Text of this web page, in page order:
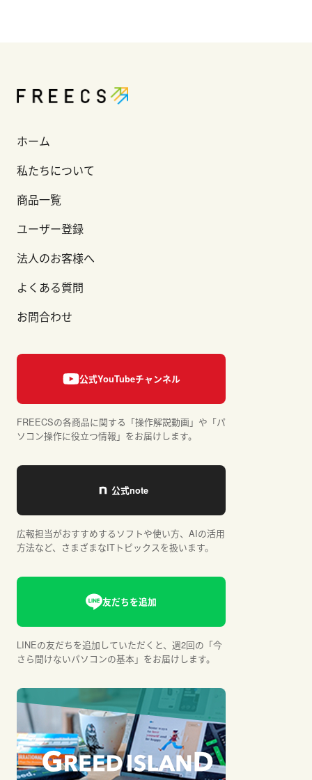
ホーム
私たちについて
商品一覧
ユーザー登録
法人のお客様へ
よくある質問
お問合わせ
FREECSの各商品に関する「操作解説動画」や「パ
ソコン操作に役立つ情報」をお届けします。
広報担当がおすすめするソフトや使い方、AIの活用
方法など、さまざまなITトピックスを扱います。
LINEの友だちを追加していただくと、週2回の「今
さら聞けないパソコンの基本」をお届けします。